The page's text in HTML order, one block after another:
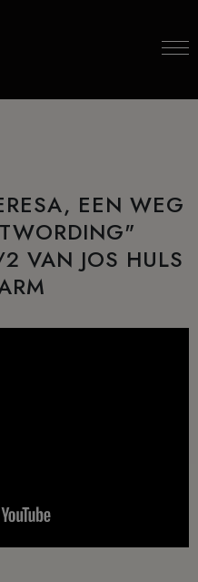
EEN WEG
VAN JOS HULS